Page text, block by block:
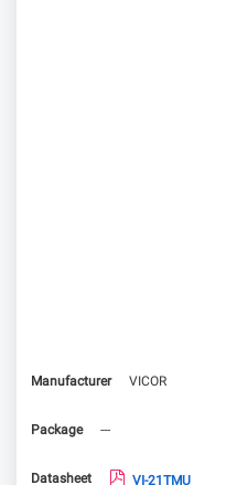
Manufacturer
VICOR
Package ---
Datasheet